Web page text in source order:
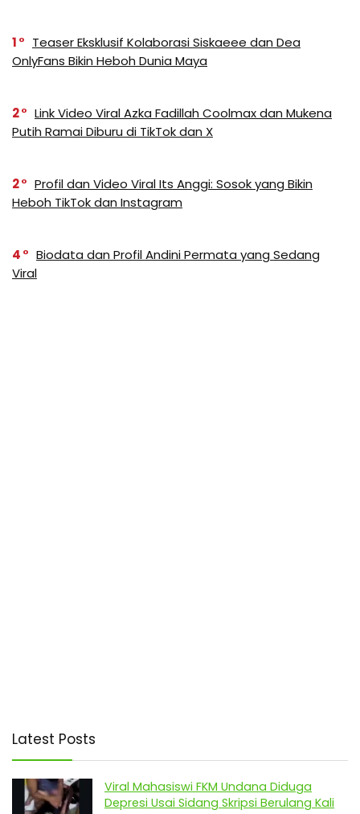
1
Teaser Eksklusif Kolaborasi Siskaeee dan Dea
OnlyFans Bikin Heboh Dunia Maya
2
Link Video Viral Azka Fadillah Coolmax dan Mukena
Putih Ramai Diburu di TikTok dan X
2
Profil dan Video Viral Its Anggi: Sosok yang Bikin
Heboh TikTok dan Instagram
4
Biodata dan Profil Andini Permata yang Sedang
Viral
Latest Posts
Viral Mahasiswi FKM Undana Diduga
Depresi Usai Sidang Skripsi Berulang Kali